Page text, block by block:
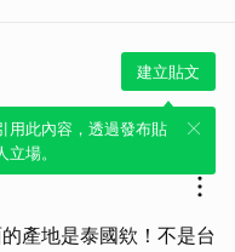
建立貼文
用此內容，透過發布貼
場。
產地是泰國欸！不是台